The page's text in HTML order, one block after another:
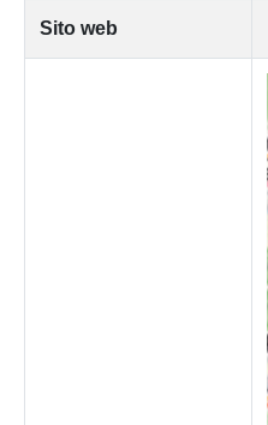
Sito web